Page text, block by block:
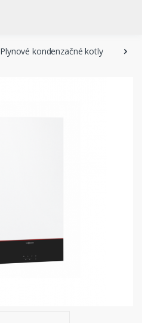
Plynové kondenzačné kotly